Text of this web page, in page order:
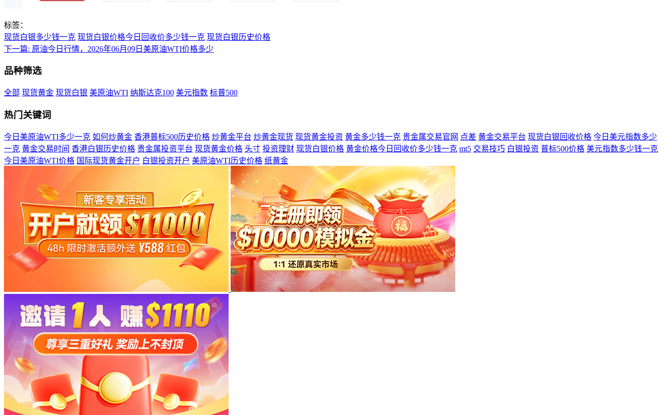
标签：
现货白银多少钱一克 现货白银价格今日回收价多少钱一克 现货白银历史价格
下一篇: 原油今日行情，2026年06月09日美原油WTI价格多少
品种筛选
全部 现货黄金 现货白银 美原油WTI 纳斯达克100 美元指数 标普500
热门关键词
今日美原油WTI多少一克 如何炒黄金 香港普标500历史价格 炒黄金平台 炒黄金现货 现货黄金投资 黄金多少钱一克 贵金属交易官网 点差 黄金交易平台 现货白银回收价格 今日美元指数多少
一克 黄金交易时间 香港白银历史价格 贵金属投资平台 现货黄金价格 头寸 投资理财 现货白银价格 黄金价格今日回收价多少钱一克 mt5 交易技巧 白银投资 普标500价格 美元指数多少钱一克
今日美原油WTI价格 国际现货黄金开户 白银投资开户 美原油WTI历史价格 纸黄金